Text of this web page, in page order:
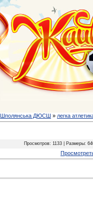
Шполянська ДЮСШ » легка
Просмотров: 1133 | Размеры: